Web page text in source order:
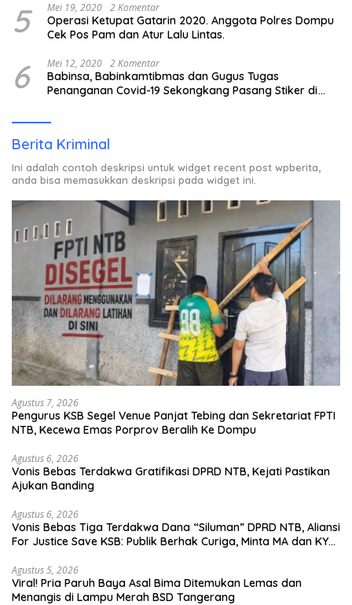
5 Mei 19, 2020 2 Komentar
Operasi Ketupat Gatarin 2020. Anggota Polres Dompu
Cek Pos Pam dan Atur Lalu Lintas.
6 Mei 12, 2020 2 Komentar
Babinsa, Babinkamtibmas dan Gugus Tugas
Penanganan Covid-19 Sekongkang Pasang Stiker di
Berita Kriminal
Ini adalah contoh deskripsi untuk widget recent post wpberita,
anda bisa memasukkan deskripsi pada widget ini.
Agustus 7, 2026
Pengurus KSB Segel Venue Panjat Tebing dan Sekretariat FPTI
NTB, Kecewa Emas Porprov Beralih Ke Dompu
Agustus 6, 2026
Vonis Bebas Terdakwa Gratifikasi DPRD NTB, Kejati Pastikan
Ajukan Banding
Agustus 6, 2026
Vonis Bebas Tiga Terdakwa Dana “Siluman” DPRD NTB, Aliansi
For Justice Save KSB: Publik Berhak Curiga, Minta MA dan KY
Agustus 5, 2026
Viral! Pria Paruh Baya Asal Bima Ditemukan Lemas dan
Menangis di Lampu Merah BSD Tangerang